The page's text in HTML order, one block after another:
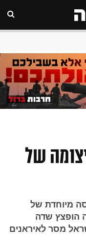
של
מיוחדת של
הופצץ שדה
מסר לאיראנים